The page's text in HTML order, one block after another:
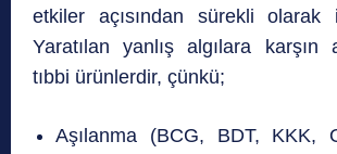
etkiler açısından sürekli olarak
Yaratılan yanlış algılara karşın
tıbbi ürünlerdir, çünkü;
Aşılanma (BCG, BDT, KKK,